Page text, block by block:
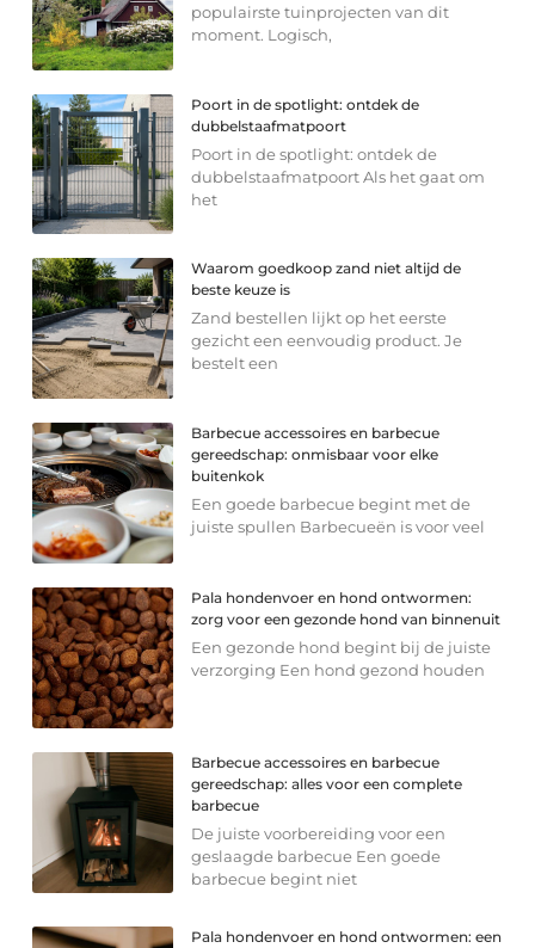
populairste tuinprojecten van dit
moment. Logisch,
Poort in de spotlight: ontdek de
dubbelstaafmatpoort
Poort in de spotlight: ontdek de
dubbelstaafmatpoort Als het gaat om
het
Waarom goedkoop zand niet altijd de
beste keuze is
Zand bestellen lijkt op het eerste
gezicht een eenvoudig product. Je
bestelt een
Barbecue accessoires en barbecue
gereedschap: onmisbaar voor elke
buitenkok
Een goede barbecue begint met de
juiste spullen Barbecueën is voor veel
Pala hondenvoer en hond ontwormen:
zorg voor een gezonde hond van binnenuit
Een gezonde hond begint bij de juiste
verzorging Een hond gezond houden
Barbecue accessoires en barbecue
gereedschap: alles voor een complete
barbecue
De juiste voorbereiding voor een
geslaagde barbecue Een goede
barbecue begint niet
Pala hondenvoer en hond ontwormen: een